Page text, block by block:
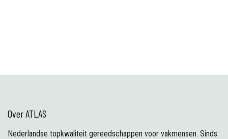
Over ATLAS
Nederlandse topkwaliteit gereedschappen voor vakmensen. Sinds